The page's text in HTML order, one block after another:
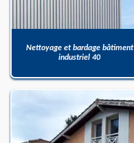
Nettoyage et bardage bâtiment
industriel 40